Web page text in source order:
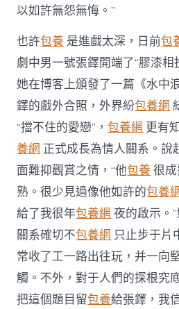
以如許無怨無悔。”
也許包養 是進戲太深，日前包
劇中男一號張鐸開端了“膠漆相
她在博客上頒發了一篇《水中
鐸的戲外合照，外界紛包養網
“擋不住的愛戀”，包養網 更有
養網 正式成長為情人關系。說
面難抑觀賞之情，“他包養 很
熟。很少見過像他如許的包養
給了我很年包養網 夜的啟示。
關系確切不包養網 只止步于片
常收了工一路出往玩，并一向
觸。不外，對于人們的探根究
把這個題目留包養給張鐸，我